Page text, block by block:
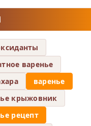
варенье
варенье
крыжовник
рецепт